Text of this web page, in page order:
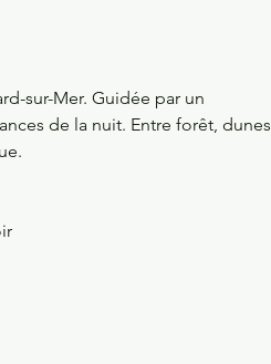
sur-Mer. Guidée par un
de la nuit. Entre forêt, dunes